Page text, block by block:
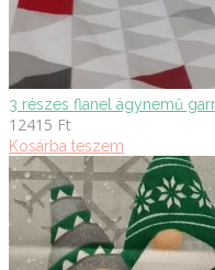
3 részes flanel ágynemű
12415 Ft
Kosárba teszem